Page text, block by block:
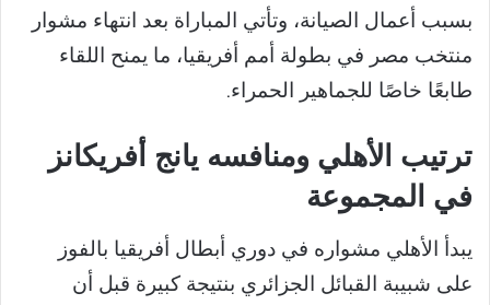
بسبب أعمال الصيانة، وتأتي المباراة بعد انتهاء مشوار
منتخب مصر في بطولة أمم أفريقيا، ما يمنح اللقاء
طابعًا خاصًا للجماهير الحمراء.
ترتيب الأهلي ومنافسه يانج أفريكانز
في المجموعة
يبدأ الأهلي مشواره في دوري أبطال أفريقيا بالفوز
على شبيبة القبائل الجزائري بنتيجة كبيرة قبل أن